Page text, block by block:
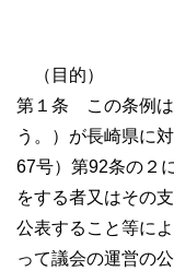
議長交際費
県議会の構成
議員名簿（５０
会派別議員名簿
（目的）
第１条 この条例は
う。）が長崎県に
67号）第92条の２
をする者又はその
公表すること等に
って議会の運営の